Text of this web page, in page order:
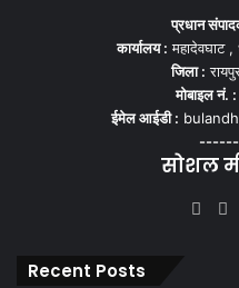
प्रधान
कार्यालय : महादेवघाट ,
जिला :
मोबाइल नं. :
ईमेल आईडी :
सोशल
Recent Posts